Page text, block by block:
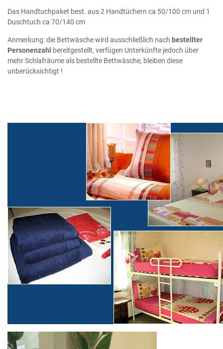
Das Handtuchpaket best. aus 2 Handtüchern ca 50/100 cm und 1
Duschtuch ca 70/140 cm
Anmerkung: die Bettwäsche wird ausschließlich nach bestellter
Personenzahl
bereitgestellt, verfügen Unterkünfte jedoch über
mehr Schlafräume als bestellte Bettwäsche, bleiben diese
unberücksichtigt !